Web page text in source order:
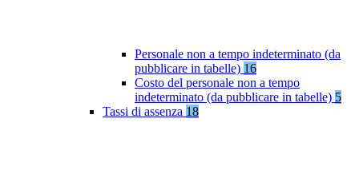
Personale non a tempo indeterminato (da
pubblicare in tabelle) 16
Costo del personale non a tempo
indeterminato (da pubblicare in tabelle) 5
Tassi di assenza 18